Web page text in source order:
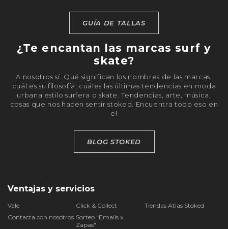
Ventajas y servicios
Vale Click & Collect
Tiendas Atlas Stoked
Contacta con nosotros Sorteo "Emails x
Zapas"
GUÍA DE TALLAS
¿Te encantan las marcas surf y
skate?
A nosotros sí. Qué significan los nombres de las marcas,
cuál es su filosofía, cuáles las últimas tendencias en moda
urbana estilo surfera o skate. Tendencias, arte, música,
cosas que nos hacen sentir stoked. Encuentra todo eso en
el
BLOG STOKED